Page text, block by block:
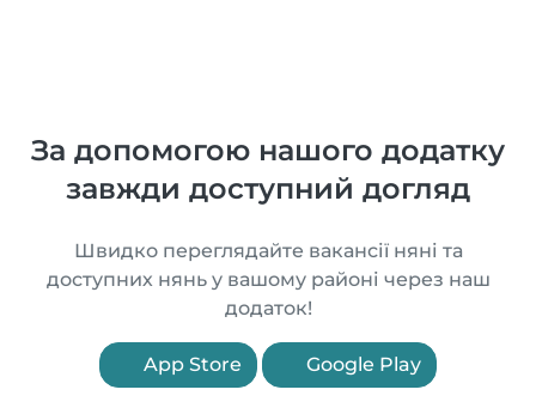
За допомогою нашого додатку
завжди доступний догляд
Швидко переглядайте вакансії няні та
доступних нянь у вашому районі через наш
додаток!
App Store Google Play